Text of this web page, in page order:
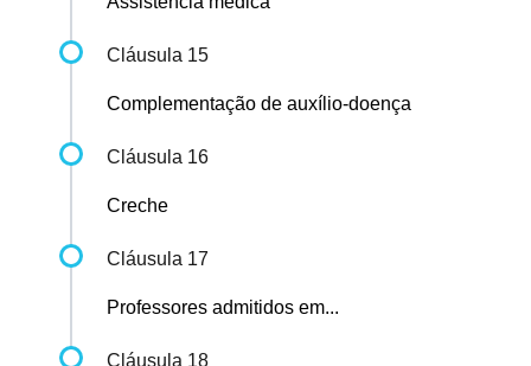
Cláusula 15
Complementação de auxílio-doença
Cláusula 16
Creche
Cláusula 17
Professores admitidos em...
Cláusula 18